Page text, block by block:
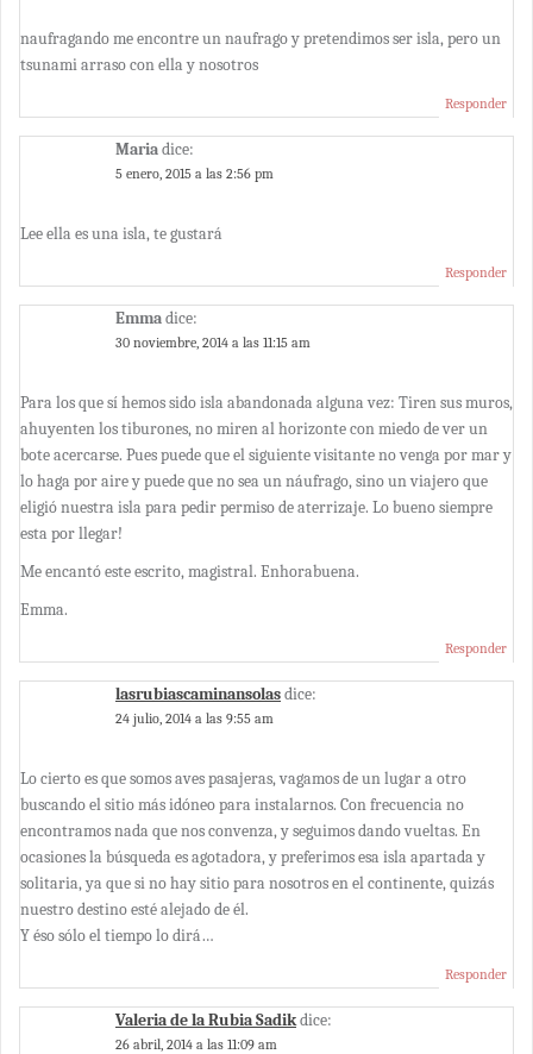
naufragando me encontre un naufrago y pretendimos ser isla, pero un
tsunami arraso con ella y nosotros
Responder
Mariadice:
5 enero, 2015 a las 2:56 pm
Lee ella es una isla, te gustará
Responder
Emmadice:
30 noviembre, 2014 a las 11:15 am
Para los que sí hemos sido isla abandonada alguna vez: Tiren sus muros,
ahuyenten los tiburones, no miren al horizonte con miedo de ver un
bote acercarse. Pues puede que el siguiente visitante no venga por mar y
lo haga por aire y puede que no sea un náufrago, sino un viajero que
eligió nuestra isla para pedir permiso de aterrizaje. Lo bueno siempre
esta por llegar!
Me encantó este escrito, magistral. Enhorabuena.
Emma.
Responder
lasrubiascaminansolasdice:
24 julio, 2014 a las 9:55 am
Lo cierto es que somos aves pasajeras, vagamos de un lugar a otro
buscando el sitio más idóneo para instalarnos. Con frecuencia no
encontramos nada que nos convenza, y seguimos dando vueltas. En
ocasiones la búsqueda es agotadora, y preferimos esa isla apartada y
solitaria, ya que si no hay sitio para nosotros en el continente, quizás
nuestro destino esté alejado de él.
Y éso sólo el tiempo lo dirá…
Responder
Valeria de la Rubia Sadikdice:
26 abril, 2014 a las 11:09 am